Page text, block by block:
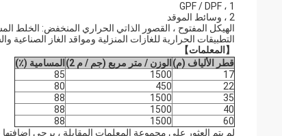
1 ، GPF / DPF
2 ، وسائط الموقد
الهيكل المفتوح ، القصور الذاتي الحراري المنخفض: الخلط
التطبيقات الحرارية للغازات المنزلية ومواقد الغاز الصناعية
【المعلمات】
قطر الألياف (م) الوزن / متر مربع (جم / م 2)
المسامية (٪)
17
1500
85
22
450
80
35
1500
88
40
1500
88
60
1500
88
لم يتم العثور على مجموعة المعلمات المقابلة ، يرجى